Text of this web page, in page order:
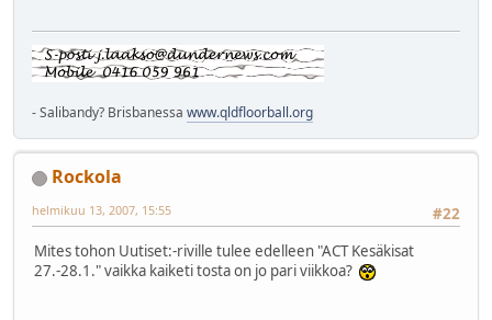
- Salibandy? Brisbanessa www.qldfloorball.org
Rockola
#22
helmikuu 13, 2007, 15:55
Mites tohon Uutiset:-riville tulee edelleen "ACT Kesäkisat
27.-28.1." vaikka kaiketi tosta on jo pari viikkoa?